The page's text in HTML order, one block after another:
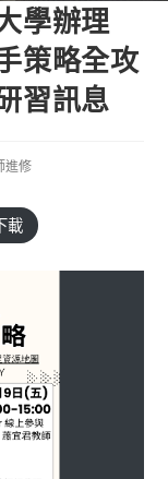
學辦理
策略全攻
習訊息
進修
載